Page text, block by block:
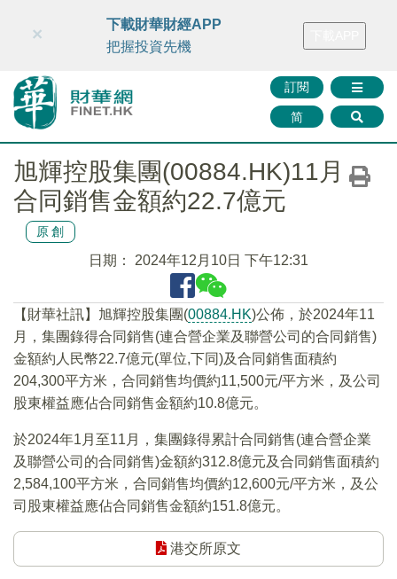
財華智庫網 FINTV FINMETA 財華證券 媒體矩陣
訂閱
简
×
下載財華財經APP
把握投資先機
旭輝控股集團(00884.HK)11月
合同銷售金額約22.7億元
原創
日期： 2024年12月10日 下午12:31
【財華社訊】旭輝控股集團(00884.HK)公佈，於2024年11
月，集團錄得合同銷售(連合營企業及聯營公司的合同銷售)
金額約人民幣22.7億元(單位,下同)及合同銷售面積約
204,300平方米，合同銷售均價約11,500元/平方米，及公司
股東權益應佔合同銷售金額約10.8億元。
於2024年1月至11月，集團錄得累計合同銷售(連合營企業
及聯營公司的合同銷售)金額約312.8億元及合同銷售面積約
2,584,100平方米，合同銷售均價約12,600元/平方米，及公
司股東權益應佔合同銷售金額約151.8億元。
港交所原文